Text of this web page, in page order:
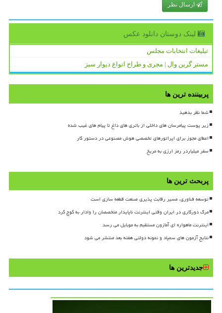
ارسال نظر
لینک دوستان دانلود عكس
تبلیغات انتخابات مجلس
مستر گرین وال | مجری و طراح انواع دیوار سبز
پربیننده ترین ها
شما نظر بدهید
زیر پوست پیامرسان های داخلی از باتری های داغ تا پیام های غیب شده
اعطای مجوز برای اپراتورهای تخصصی هوش مصنوعی در دستور کار
سفر میلیاردر رمز ارزی به مریخ
پربحث ترین ها
توسعه فناوری، مسیر رقابت پذیری صنعت قطعه سازی است
مرگ دورکاری در ایران وقتی اینترنت ناپایدار متخصصان را وادار به کوچ کرد
اینترنت ماهواره ای آمازون مستقیم به موبایل می رسد
نتایج آزمون های سمپاد و نمونه دولتی هفته بعد منتشر می شود
جدیدترین ها